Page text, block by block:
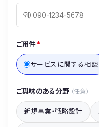
ご用件*
サービスに関する相談
ご興味のある分野 （任意）
新規事業・戦略設計